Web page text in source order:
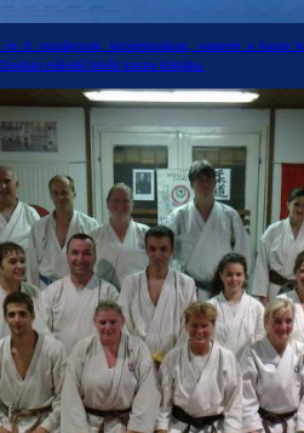
és 8. osztályosok, középiskolások, valamint a karate
működő felnőtt karate klubjába.